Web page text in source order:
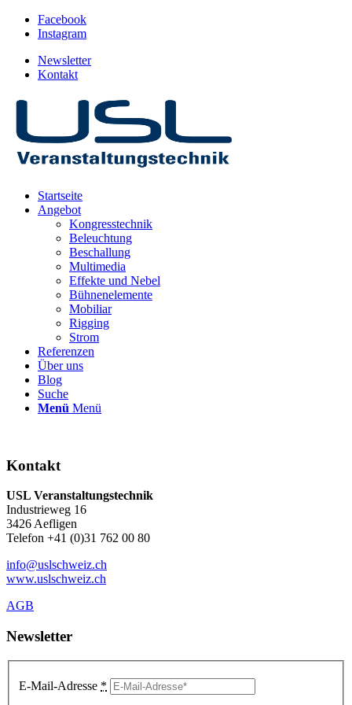
Facebook
Instagram
Newsletter
Kontakt
Startseite
Angebot
Kongresstechnik
Beleuchtung
Beschallung
Multimedia
Effekte und Nebel
Bühnenelemente
Mobiliar
Rigging
Strom
Referenzen
Über uns
Blog
Suche
Menü Menü
Kontakt
USL Veranstaltungstechnik
Industrieweg 16
3426 Aefligen
Telefon +41 (0)31 762 00 80
info@uslschweiz.ch
www.uslschweiz.ch
AGB
Newsletter
E-Mail-Adresse *